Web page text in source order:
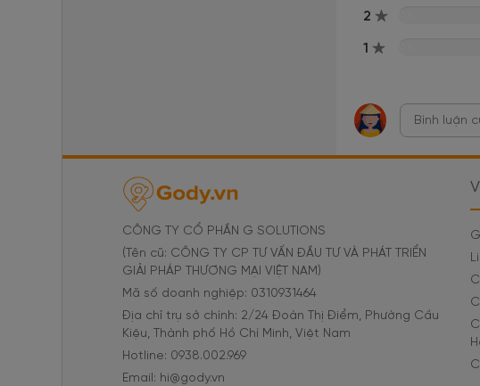
2
1
CÔNG TY CỔ PHẦN G SOLUTIONS
(Tên cũ: CÔNG TY CP TƯ VẤN ĐẦU TƯ VÀ PHÁT TRIỂN
GIẢI PHÁP THƯƠNG MẠI VIỆT NAM)
Mã số doanh nghiệp: 0310931464
Địa chỉ trụ sở chính: 2/24 Đoàn Thị Điểm, Phường Cầu
Kiệu, Thành phố Hồ Chí Minh, Việt Nam
Hotline: 0938.002.969
Email: hi@gody.vn